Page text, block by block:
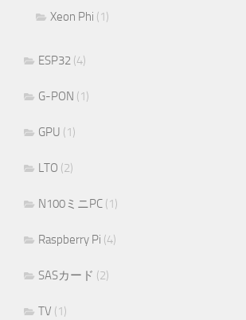
Xeon Phi (1)
ESP32 (4)
G-PON (1)
GPU (1)
LTO (2)
N100ミニPC (1)
Raspberry Pi (4)
SASカード (2)
TV (1)